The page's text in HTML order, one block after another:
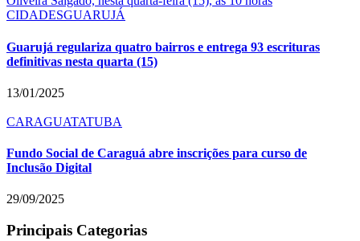
CIDADESGUARUJÁ
Guarujá regulariza quatro bairros e entrega 93 escrituras
definitivas nesta quarta (15)
13/01/2025
CARAGUATATUBA
Fundo Social de Caraguá abre inscrições para curso de
Inclusão Digital
29/09/2025
Principais Categorias